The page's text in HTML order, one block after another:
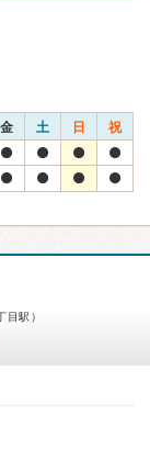
金 土 日 祝
駅）